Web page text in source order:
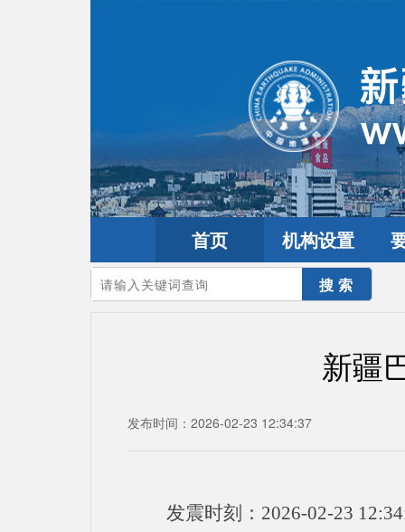
首页 机构设置
您的当前位置：首页>地震频道 新疆震讯
新疆
发布时间：2026-02-23 12:34:37
发震时刻：2026-02-23